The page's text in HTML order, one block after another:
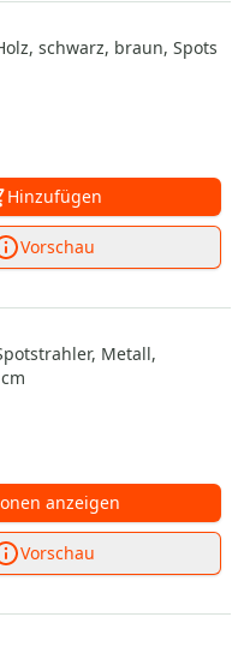
schwarz, braun, Spots
Hinzufügen
Vorschau
Metall,
anzeigen
Vorschau